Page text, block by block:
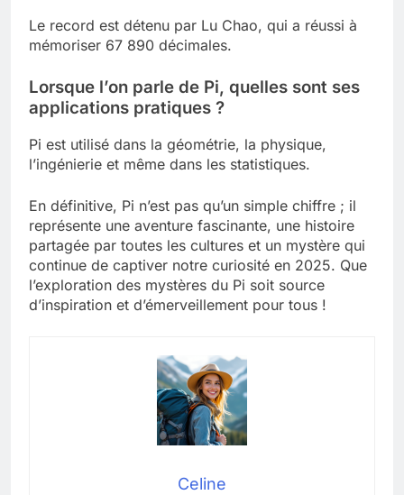
Le record est détenu par Lu Chao, qui a réussi à
mémoriser 67 890 décimales.
Lorsque l’on parle de Pi, quelles sont ses
applications pratiques ?
Pi est utilisé dans la géométrie, la physique,
l’ingénierie et même dans les statistiques.
En définitive, Pi n’est pas qu’un simple chiffre ; il
représente une aventure fascinante, une histoire
partagée par toutes les cultures et un mystère qui
continue de captiver notre curiosité en 2025. Que
l’exploration des mystères du Pi soit source
d’inspiration et d’émerveillement pour tous !
Celine